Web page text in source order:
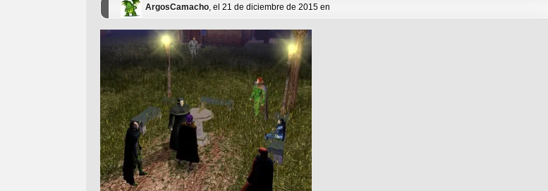
ArgosCamacho, el 21 de diciembre de 2015 en